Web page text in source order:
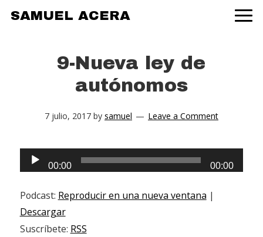
SAMUEL ACERA
9-Nueva ley de
autónomos
7 julio, 2017by samuel Leave a Comment
Audio
Player
00:00 00:00
Podcast: Reproducir en una nueva ventana |
Descargar
Suscríbete: RSS